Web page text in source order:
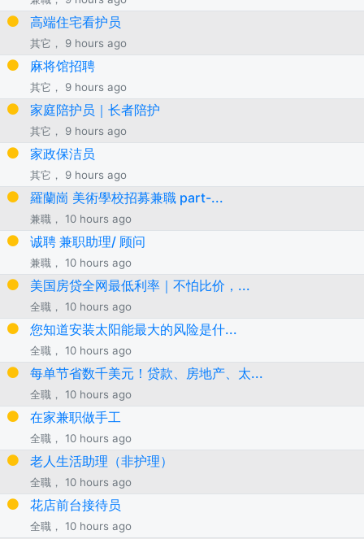
高端住宅看护员
其它， 9 hours ago
麻将馆招聘
其它， 9 hours ago
家庭陪护员｜长者陪护
其它， 9 hours ago
家政保洁员
其它， 9 hours ago
羅蘭崗 美術學校招募兼職 part-...
兼職， 10 hours ago
诚聘 兼职助理/ 顾问
兼職， 10 hours ago
美国房贷全网最低利率｜不怕比价，...
全職， 10 hours ago
您知道安装太阳能最大的风险是什...
全職， 10 hours ago
每单节省数千美元！贷款、房地产、太...
全職， 10 hours ago
在家兼职做手工
全職， 10 hours ago
老人生活助理（非护理）
全職， 10 hours ago
花店前台接待员
全職， 10 hours ago